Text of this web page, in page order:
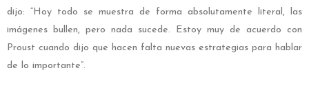
dijo: “Hoy todo se muestra de forma absolutamente literal, las
imágenes bullen, pero nada sucede. Estoy muy de acuerdo con
Proust cuando dijo que hacen falta nuevas estrategias para hablar
de lo importante”.